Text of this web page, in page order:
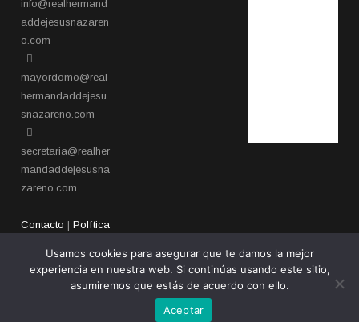
info@realhermand
addejesusnazaren
o.com
mayordomo@real
hermandaddejesu
snazareno.com
secretaria@realher
mandaddejesusna
zareno.com
Contacto |Política
Copyright 2026 - Real Hermandad de Jesús Nazareno de Ponferrada
Usamos cookies para asegurar que te damos la mejor
experiencia en nuestra web. Si continúas usando este sitio,
asumiremos que estás de acuerdo con ello.
Aceptar